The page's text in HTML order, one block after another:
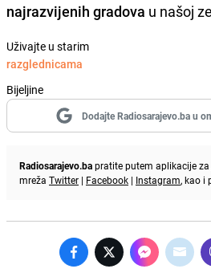
najrazvijenih gradova u našoj
Uživajte u starim
razglednicama
Bijeljine
Dodajte Radiosarajevo.ba u
Radiosarajevo.bapratite putem aplikacije za
mreža Twitter | Facebook | Instagram, kao i